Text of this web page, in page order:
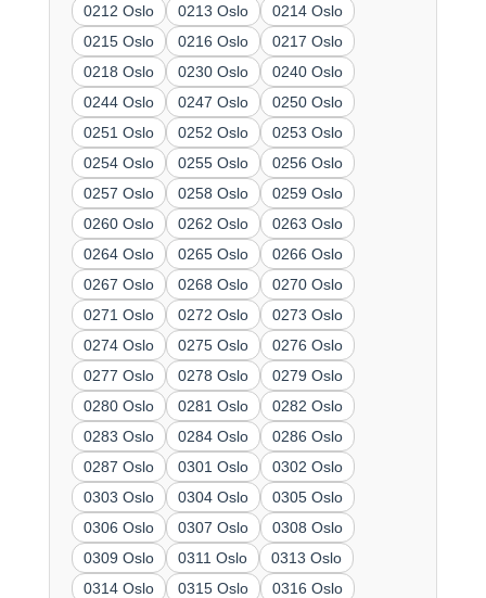
0212 Oslo
0213 Oslo
0214 Oslo
0215 Oslo
0216 Oslo
0217 Oslo
0218 Oslo
0230 Oslo
0240 Oslo
0244 Oslo
0247 Oslo
0250 Oslo
0251 Oslo
0252 Oslo
0253 Oslo
0254 Oslo
0255 Oslo
0256 Oslo
0257 Oslo
0258 Oslo
0259 Oslo
0260 Oslo
0262 Oslo
0263 Oslo
0264 Oslo
0265 Oslo
0266 Oslo
0267 Oslo
0268 Oslo
0270 Oslo
0271 Oslo
0272 Oslo
0273 Oslo
0274 Oslo
0275 Oslo
0276 Oslo
0277 Oslo
0278 Oslo
0279 Oslo
0280 Oslo
0281 Oslo
0282 Oslo
0283 Oslo
0284 Oslo
0286 Oslo
0287 Oslo
0301 Oslo
0302 Oslo
0303 Oslo
0304 Oslo
0305 Oslo
0306 Oslo
0307 Oslo
0308 Oslo
0309 Oslo
0311 Oslo
0313 Oslo
0314 Oslo
0315 Oslo
0316 Oslo